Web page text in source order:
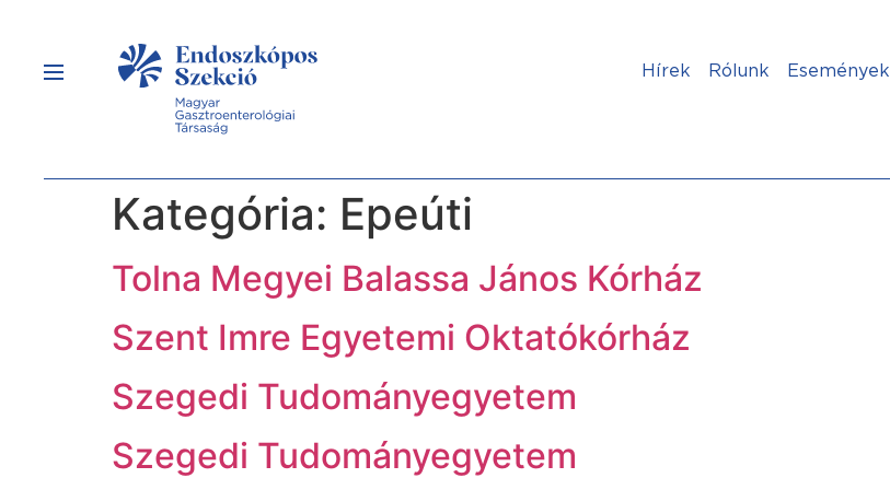
Hírek Rólunk Események
Kategória: Epeúti
Tolna Megyei Balassa János Kórház
Szent Imre Egyetemi Oktatókórház
Szegedi Tudományegyetem
Szegedi Tudományegyetem